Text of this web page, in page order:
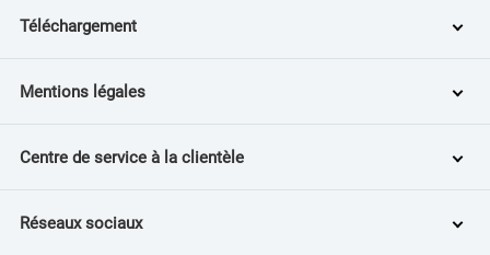
Téléchargement
Mentions légales
Centre de service à la clientèle
Réseaux sociaux